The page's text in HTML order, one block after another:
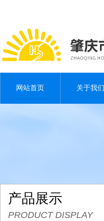
网站首页 关于我们
产品展示
PRODUCT DISPLAY